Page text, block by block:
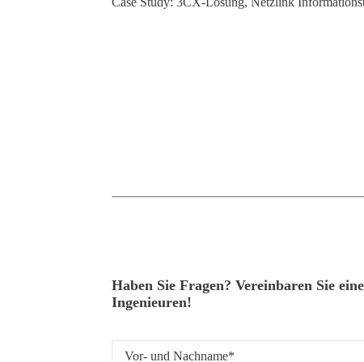
Haben Sie Fragen? Vereinbaren Sie
Ingenieuren!